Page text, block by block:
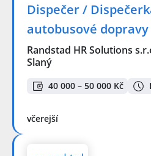
Dispečer /
autobusové dopravy
Randstad HR Solutions
Slaný
40 000 – 50 000 Kč
včerejší